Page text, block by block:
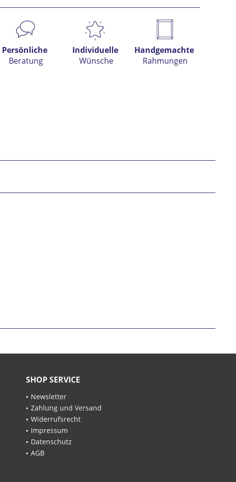
Preis anfragen
Persönliche
Beratung
Individuelle
Wünsche
Handgemachte
Rahmungen
SHOP SERVICE
Newsletter
Zahlung und Versand
Widerrufsrecht
Impressum
Datenschutz
AGB